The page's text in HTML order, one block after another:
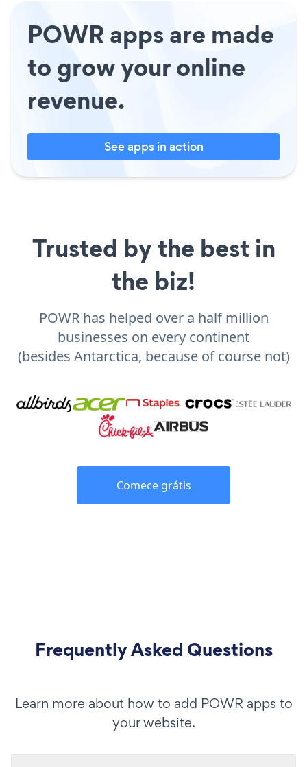
POWR apps are made
to grow your online
revenue.
See apps in action
Trusted by the best in
the biz!
POWR has helped over a half million
businesses on every continent
(besides Antarctica, because of course not)
Comece grátis
Frequently Asked Questions
Learn more about how to add POWR apps to
your website.